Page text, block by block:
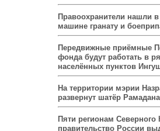
Правоохранители нашли в
машине гранату и
Передвижные приёмные
фонда будут работать в
населённых пунктов
На территории мэрии
развернут шатёр Рамадана
Пяти регионам Северного
правительство России